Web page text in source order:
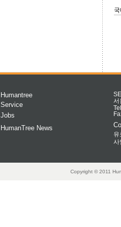
Humantree
Service
Jobs
HumanTree News
서
유
사
Copyright © 2011